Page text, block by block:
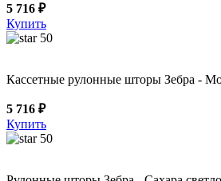
5 716 ₽
Купить
50
Кассетные рулонные шторы Зебра -
5 716 ₽
Купить
50